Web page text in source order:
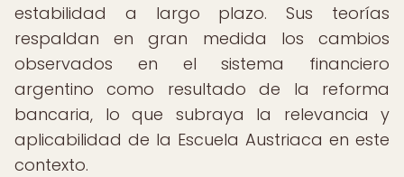
estabilidad a largo plazo. Sus teorías
respaldan en gran medida los cambios
observados en el sistema financiero
argentino como resultado de la reforma
bancaria, lo que subraya la relevancia y
aplicabilidad de la Escuela Austriaca en este
contexto.